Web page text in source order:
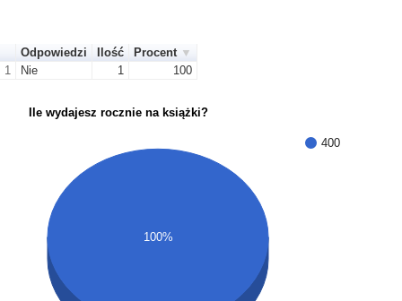
Odpowiedzi Ilość
Procent
1
Nie 1 100
Ile wydajesz rocznie na książki?
400
100%